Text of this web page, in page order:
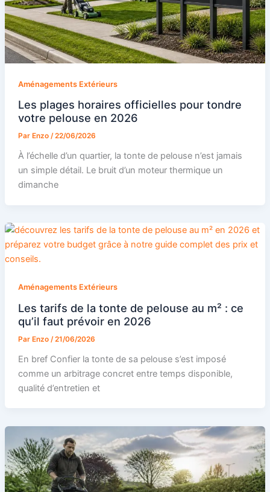
Aménagements Extérieurs
Les plages horaires officielles pour tondre
votre pelouse en 2026
Par Enzo /22/06/2026
À l’échelle d’un quartier, la tonte de pelouse n’est jamais
un simple détail. Le bruit d’un moteur thermique un
dimanche
Aménagements Extérieurs
Les tarifs de la tonte de pelouse au m² : ce
qu’il faut prévoir en 2026
Par Enzo /21/06/2026
En bref Confier la tonte de sa pelouse s’est imposé
comme un arbitrage concret entre temps disponible,
qualité d’entretien et